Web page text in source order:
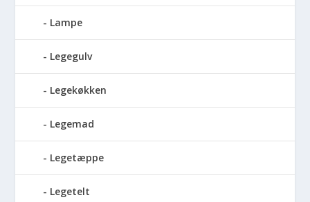
Lampe
Legegulv
Legekøkken
Legemad
Legetæppe
Legetelt